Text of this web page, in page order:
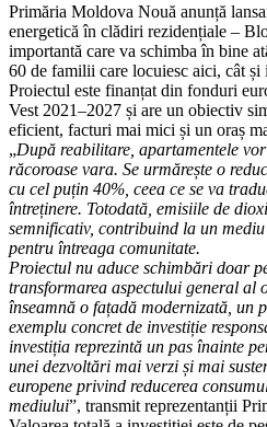
Primăria Moldova Nouă anunță
energetică în clădiri rezidențiale –
importantă care va schimba în bine
60 de familii care locuiesc aici, cât și
Proiectul este finanțat din fonduri
Vest 2021–2027 și are un obiectiv
eficient, facturi mai mici și un oraș
„După reabilitare, apartamentele
răcoroase vara. Se urmărește o
cu cel puțin 40%, ceea ce se va
întreținere. Totodată, emisiile de
semnificativ, contribuind la un
pentru întreaga comunitate.
Proiectul nu aduce schimbări doar
transformarea aspectului general al
înseamnă o fațadă modernizată, un
exemplu concret de investiție
investiția reprezintă un pas înainte
unei dezvoltări mai verzi și mai
europene privind reducerea
mediului”, transmit reprezentanții